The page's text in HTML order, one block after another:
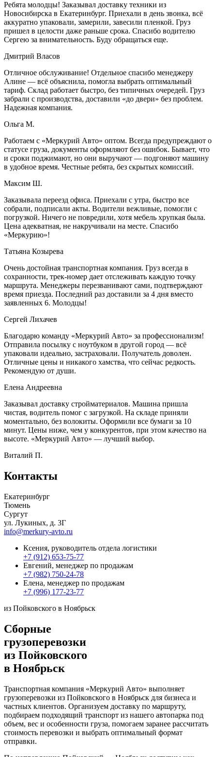
Ребята молодцы! Заказывал доставку техники из
Новосибирска в Екатеринбург. Приехали в день звонка, всё
аккуратно упаковали, замерили, завесили пленкой. Груз
пришел в целости даже раньше срока. Спасибо водителю
Сергею за внимательность. Буду обращаться еще.
Дмитрий Власов
Отличное обслуживание! Отдельное спасибо менеджеру
Алине — всё объяснила, помогла выбрать оптимальный
тариф. Склад работает быстро, без типичных очередей. Груз
забрали с производства, доставили «до двери» без проблем.
Надежная компания.
Ольга М.
Работаем с «Меркурий Авто» оптом. Всегда предупреждают о
статусе груза, документы оформляют без ошибок. Бывает, что
и сроки поджимают, но они выручают — подгоняют машину
в удобное время. Честные ребята, без скрытых комиссий.
Максим Ш.
Заказывала переезд офиса. Приехали с утра, быстро все
собрали, подписали акты. Водители вежливые, помогли с
погрузкой. Ничего не повредили, хотя мебель хрупкая была.
Цена адекватная, не накручивали на месте. Спасибо
«Меркурию»!
Татьяна Козырева
Очень достойная транспортная компания. Груз всегда в
сохранности, трек-номер дает отслеживать каждую точку
маршрута. Менеджеры перезванивают сами, подтверждают
время приезда. Последний раз доставили за 4 дня вместо
заявленных 6. Молодцы!
Сергей Лихачев
Благодарю команду «Меркурий Авто» за профессионализм!
Отправила посылку с ноутбуком в другой город — всё
упаковали идеально, застраховали. Получатель доволен.
Отличные цены и никакого хамства, что сейчас редкость.
Рекомендую от души.
Елена Андреевна
Заказывал доставку стройматериалов. Машина пришла
чистая, водитель помог с загрузкой. На складе приняли
моментально, без волокиты. Оформили все бумаги за 10
минут. Цены ниже, чем у конкурентов, при этом качество на
высоте. «Меркурий Авто» — лучший выбор.
Виталий П.
Контакты
Екатеринбург
Тюмень
Сургут
ул. Лукиных, д. 3Г
info@merkury-avto.ru
Ксения, руководитель отдела логистики
+7 (912) 653-75-77
Евгений, менеджер по продажам
+7 (982) 750-24-78
Елена, менеджер по продажам
+7 (996) 177-23-77
из Пойковского в Ноябрьск
Сборные
грузоперевозки
из Пойковского
в Ноябрьск
Транспортная компания «Меркурий Авто» выполняет
грузоперевозки из Пойковского в Ноябрьск для бизнеса и
частных клиентов. Организуем доставку по маршруту,
подбираем подходящий транспорт из нашего автопарка под
объем, вес и особенности груза, помогаем заранее рассчитать
стоимость перевозки и выбрать оптимальный формат
отправки.